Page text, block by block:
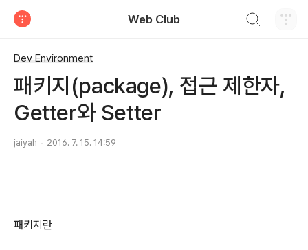
Web Club
Dev Environment
패키지(package), 접근 제한자,
Getter와 Setter
jaiyah 2016. 7. 15. 14:59
패키지란